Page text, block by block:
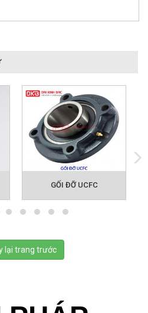
GỐI ĐỠ UCFC
PHÁP